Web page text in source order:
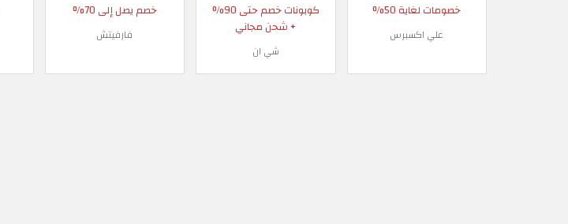
خصومات لغاية 50%
علي اكسبرس
كوبونات خصم حتى 90%
+ شحن مجاني
شي ان
خصم يصل إلى 70%
فارفيتش